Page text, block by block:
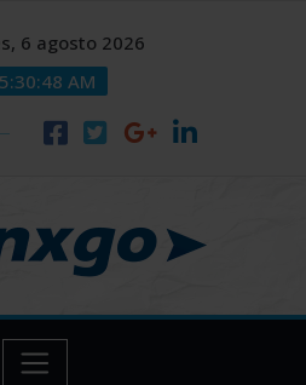
6 agosto 2026
5:30:49 AM